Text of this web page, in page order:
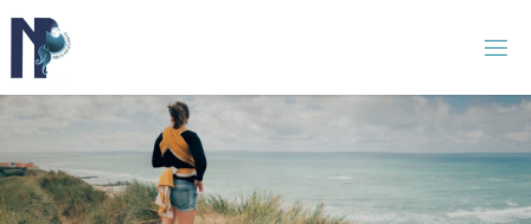
content
ORS
ÆR
EGR